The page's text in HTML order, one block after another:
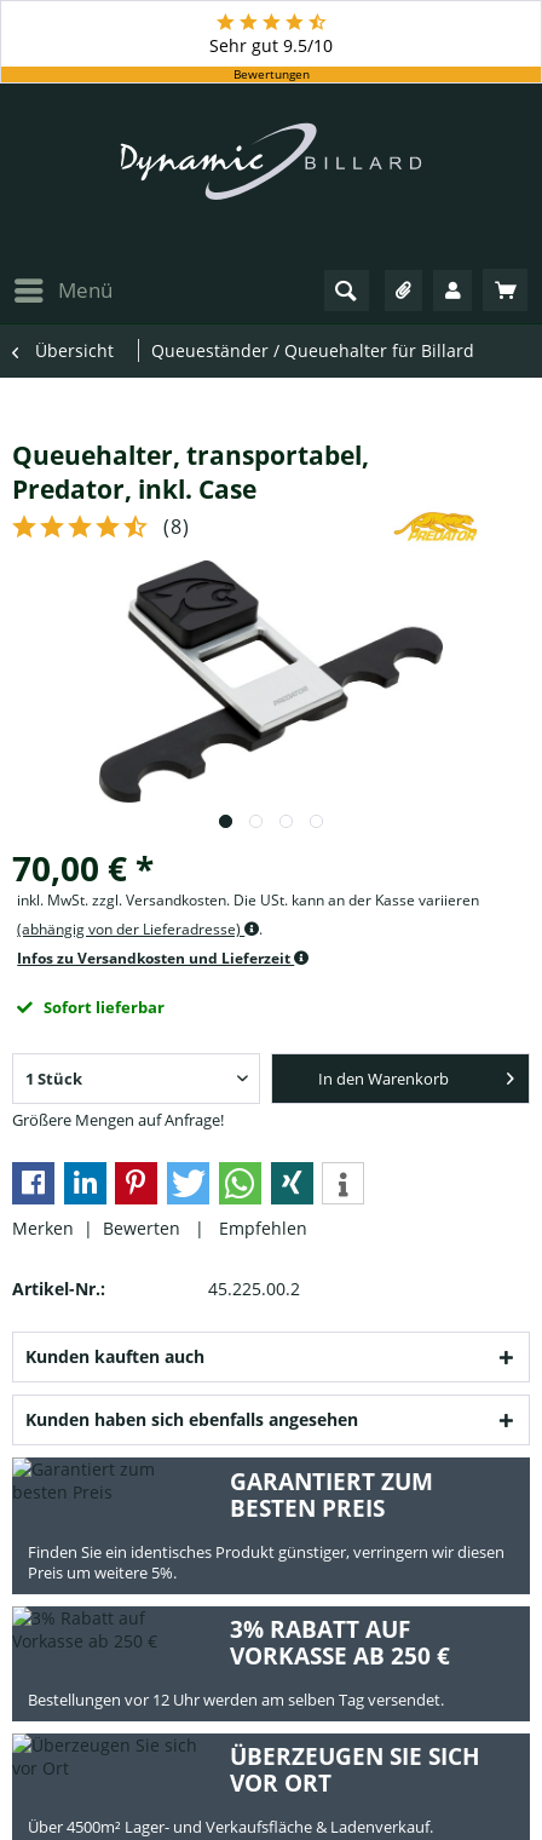
Sehr gut 9.5/10
Bewertungen
Menü
Übersicht Queueständer / Queuehalter für Billard
Queuehalter, transportabel,
Predator, inkl. Case
(8)
70,00 € *
inkl. MwSt. zzgl. Versandkosten. Die USt. kann an der Kasse variieren
(abhängig von der Lieferadresse)
.
Infos zu Versandkosten und Lieferzeit
Sofort lieferbar
Größere Mengen auf Anfrage!
In den Warenkorb
Merken | Bewerten | Empfehlen
Artikel-Nr.: 45.225.00.2
Kunden kauften auch
Kunden haben sich ebenfalls angesehen
GARANTIERT ZUM
BESTEN PREIS
Finden Sie ein identisches Produkt günstiger, verringern wir diesen
Preis um weitere 5%.
3% RABATT AUF
VORKASSE AB 250 €
Bestellungen vor 12 Uhr werden am selben Tag versendet.
ÜBERZEUGEN SIE SICH
VOR ORT
Über 4500m² Lager- und Verkaufsfläche & Ladenverkauf.